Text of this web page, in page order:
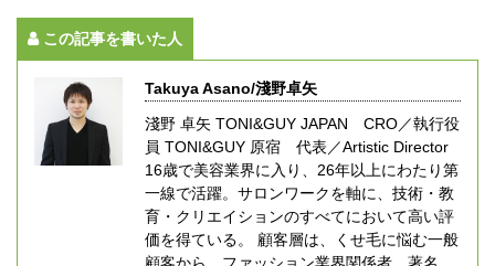
この記事を書いた人
Takuya Asano/淺野卓矢
淺野 卓矢 TONI&GUY JAPAN CRO／執行役
員 TONI&GUY 原宿 代表／Artistic Director
16歳で美容業界に入り、26年以上にわたり第
一線で活躍。サロンワークを軸に、技術・教
育・クリエイションのすべてにおいて高い評
価を得ている。 顧客層は、くせ毛に悩む一般
顧客から、ファッション業界関係者、著名